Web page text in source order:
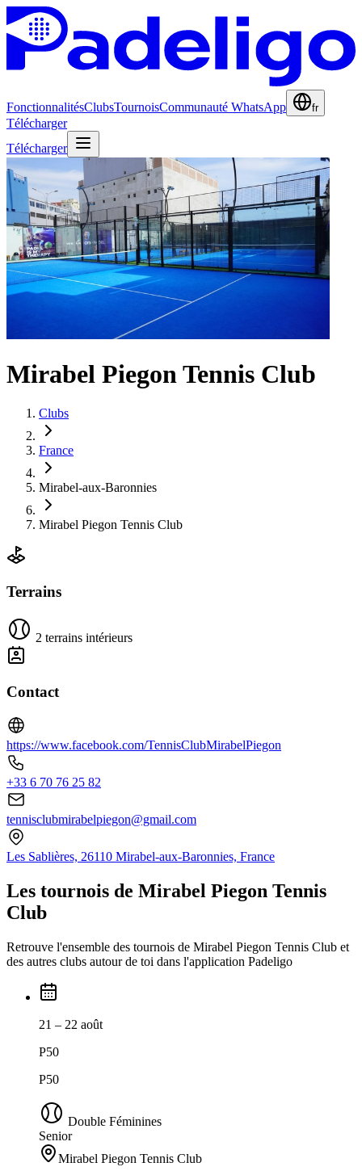
FonctionnalitésClubsTournoisCommunauté WhatsApp fr
Télécharger
Télécharger
Mirabel Piegon Tennis Club
Clubs
France
Mirabel-aux-Baronnies
Mirabel Piegon Tennis Club
Terrains
2 terrains intérieurs
Contact
https://www.facebook.com/TennisClubMirabelPiegon
+33 6 70 76 25 82
tennisclubmirabelpiegon@gmail.com
Les Sablières, 26110 Mirabel-aux-Baronnies, France
Les tournois de Mirabel Piegon Tennis
Club
Retrouve l'ensemble des tournois de Mirabel Piegon Tennis Club et
des autres clubs autour de toi dans l'application Padeligo
21 – 22 août
P50
P50
Double Féminines
Senior
Mirabel Piegon Tennis Club